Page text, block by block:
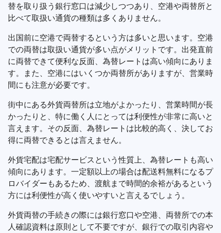
替を取り扱う銀行窓口は減少しつつあり、空港や両替所と
比べて取扱い通貨の種類は多くありません。
出国前に空港で両替するという方は多いと思います。空港
での両替は取扱い通貨が多い点がメリットです。出発直前
に両替できて便利な反面、為替レートは高い傾向にありま
す。また、空港にはいくつか両替所がありますが、営業時
間にも注意が必要です。
街中にある外貨両替所は立地がよかったり、営業時間が長
かったりと、特に働く人にとっては利便性が非常に高いと
言えます。その反面、為替レートは比較的高く、決してお
得に両替できるとは言えません。
外貨宅配は宅配サービスという性質上、為替レートも高い
傾向にあります。一定額以上の場合は配送料無料になるプ
ロバイダーもあるため、渡航まで時間的余裕があるという
方には利便性が高く使いやすいと言えるでしょう。
外貨両替の手続きの際には銀行窓口や空港、両替所での本
人確認資料は原則として不要ですが、銀行での取引内容や